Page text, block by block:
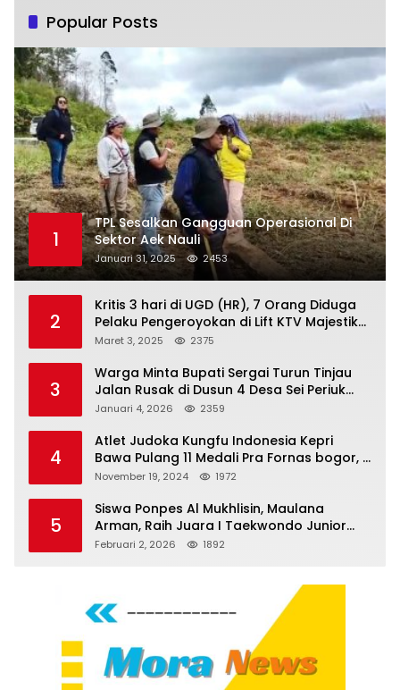
Popular Posts
1
TPL Sesalkan Gangguan Operasional Di
Sektor Aek Nauli
Januari 31, 2025 2453
2
Kritis 3 hari di UGD (HR), 7 Orang Diduga
Pelaku Pengeroyokan di Lift KTV Majestik
Melenggang Bebas, Kantor Hukum JAP
Tanjungpinang
Maret 3, 2025 2375
3
Warga Minta Bupati Sergai Turun Tinjau
Jalan Rusak di Dusun 4 Desa Sei Periuk
Serdang Bedagai
Januari 4, 2026 2359
4
Atlet Judoka Kungfu Indonesia Kepri
Bawa Pulang 11 Medali Pra Fornas bogor, 3
Emas dan 8 Perunggu.
November 19, 2024 1972
5
Siswa Ponpes Al Mukhlisin, Maulana
Arman, Raih Juara I Taekwondo Junior
Putra di Riau National Championship 2026
Februari 2, 2026 1892